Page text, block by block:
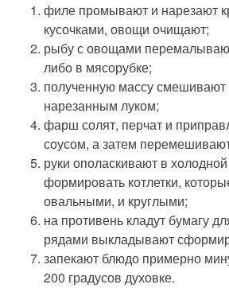
филе промывают и нарезают
кусочками, овощи очищают;
рыбу с овощами
либо в мясорубке;
полученную массу
нарезанным луком;
фарш солят, перчат и
соусом, а затем
руки ополаскивают в
формировать котлетки,
овальными, и круглыми;
на противень кладут бумагу
рядами выкладывают
запекают блюдо примерно
200 градусов духовке.